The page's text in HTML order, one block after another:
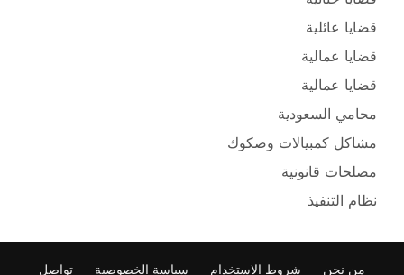
قضايا عائلية
قضايا عمالية
قضايا عمالية
محامي السعودية
مشاكل كمبيالات وصكوك
مصلحات قانونية
نظام التنفيذ
من نحن شروط الاستخدام سياسة الخصوصية تواصل